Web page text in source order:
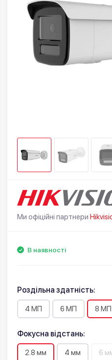
Ми офіційні партнери
В наявності
Роздільна здатність:
4 МП 6 МП 8 МП
Фокусна відстань:
2.8 мм 4 мм 6